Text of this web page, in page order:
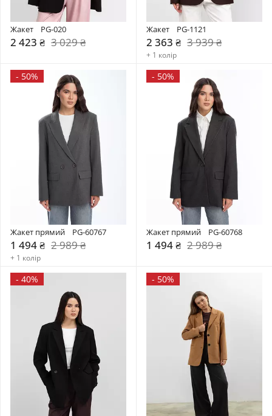
Жакет    PG-020
2 423 ₴ 3 029 ₴
Жакет    PG-1121
2 363 ₴ 3 939 ₴
+ 1 колір
- 50%
Жакет прямий    PG-60767
1 494 ₴ 2 989 ₴
+ 1 колір
- 50%
Жакет прямий    PG-60768
1 494 ₴ 2 989 ₴
- 40% - 50%